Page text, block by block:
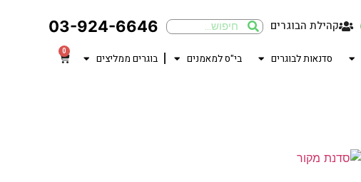
קהילת הבוגרים 03-924-6646
סדנאות לבוגרים בי"ס למאמנים בוגרים ממליצים
0